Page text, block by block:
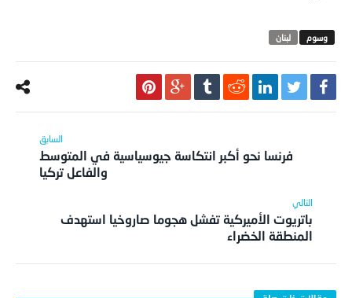
لبنان
فرنسا نحو أكبر انتكاسة جيوسياسية في المتوسط
والفاعل تركيا
باتريوت الأميركية تفشل هجوما صاروخيا استهدف
المنطقة الخضراء